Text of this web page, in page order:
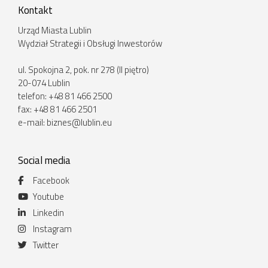
Kontakt
Urząd Miasta Lublin
Wydział Strategii i Obsługi Inwestorów
ul. Spokojna 2, pok. nr 278 (II piętro)
20-074 Lublin
telefon: +48 81 466 2500
fax: +48 81 466 2501
e-mail: biznes@lublin.eu
Social media
Facebook
Youtube
Linkedin
Instagram
Twitter